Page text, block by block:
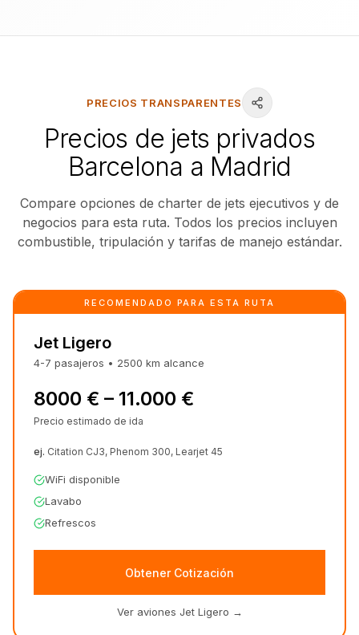
PRECIOS TRANSPARENTES
Precios de jets privados
Barcelona a Madrid
Compare opciones de charter de jets ejecutivos y de
negocios para esta ruta. Todos los precios incluyen
combustible, tripulación y tarifas de manejo estándar.
RECOMENDADO PARA ESTA RUTA
Jet Ligero
4-7 pasajeros • 2500 km alcance
8000 € – 11.000 €
Precio estimado de ida
ej. Citation CJ3, Phenom 300, Learjet 45
WiFi disponible
Lavabo
Refrescos
Obtener Cotización
Ver aviones Jet Ligero →